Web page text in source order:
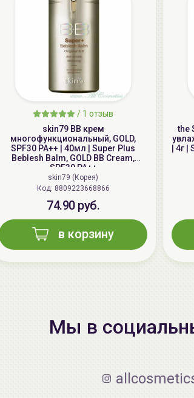
/ 1 отзыв
skin79 ВВ крем
многофункциональный, GOLD,
SPF30 PA++ | 40мл | Super Plus
Beblesh Balm, GOLD BB Cream,
SPF30 PA++
skin79 (Корея)
Код: 8809223668866
74.90 руб.
в корзину
the
| 4г
Мы в